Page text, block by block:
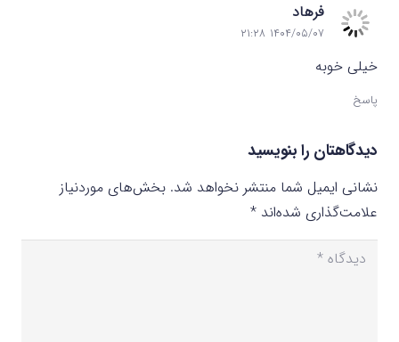
فرهاد
۱۴۰۴/۰۵/۰۷ ۲۱:۲۸
خیلی خوبه
پاسخ
دیدگاهتان را بنویسید
نشانی ایمیل شما منتشر نخواهد شد. بخش‌های موردنیاز
علامت‌گذاری شده‌اند *